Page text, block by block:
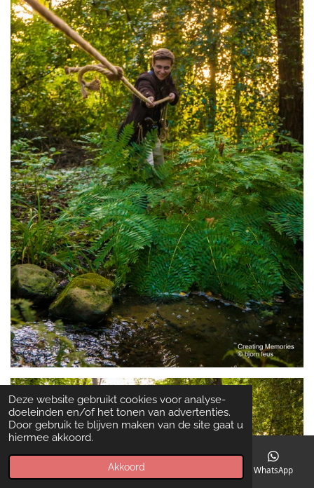
Deze website gebruikt cookies voor analyse-
doeleinden en/of het tonen van advertenties.
Door gebruik te blijven maken van de site gaat u
hiermee akkoord.
Akkoord
Telefoonnummer WhatsApp